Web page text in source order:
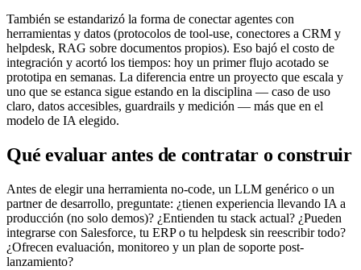
También se estandarizó la forma de conectar agentes con
herramientas y datos (protocolos de tool-use, conectores a CRM y
helpdesk, RAG sobre documentos propios). Eso bajó el costo de
integración y acortó los tiempos: hoy un primer flujo acotado se
prototipa en semanas. La diferencia entre un proyecto que escala y
uno que se estanca sigue estando en la disciplina — caso de uso
claro, datos accesibles, guardrails y medición — más que en el
modelo de IA elegido.
Qué evaluar antes de contratar o construir
Antes de elegir una herramienta no-code, un LLM genérico o un
partner de desarrollo, preguntate: ¿tienen experiencia llevando IA a
producción (no solo demos)? ¿Entienden tu stack actual? ¿Pueden
integrarse con Salesforce, tu ERP o tu helpdesk sin reescribir todo?
¿Ofrecen evaluación, monitoreo y un plan de soporte post-
lanzamiento?